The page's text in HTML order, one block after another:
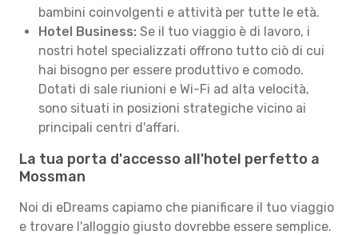
bambini coinvolgenti e attività per tutte le età.
Hotel Business: Se il tuo viaggio è di lavoro, i
nostri hotel specializzati offrono tutto ciò di cui
hai bisogno per essere produttivo e comodo.
Dotati di sale riunioni e Wi-Fi ad alta velocità,
sono situati in posizioni strategiche vicino ai
principali centri d'affari.
La tua porta d'accesso all'hotel perfetto a
Mossman
Noi di eDreams capiamo che pianificare il tuo viaggio
e trovare l'alloggio giusto dovrebbe essere semplice.